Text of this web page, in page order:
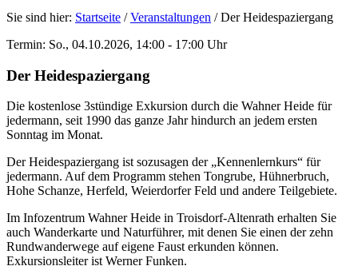
Sie sind hier: Startseite /Veranstaltungen /Der Heidespaziergang
Termin: So., 04.10.2026, 14:00 - 17:00 Uhr
Der Heidespaziergang
Die kostenlose 3stündige Exkursion durch die Wahner Heide für
jedermann, seit 1990 das ganze Jahr hindurch an jedem ersten
Sonntag im Monat.
Der Heidespaziergang ist sozusagen der „Kennenlernkurs“ für
jedermann. Auf dem Programm stehen Tongrube, Hühnerbruch,
Hohe Schanze, Herfeld, Weierdorfer Feld und andere Teilgebiete.
Im Infozentrum Wahner Heide in Troisdorf-Altenrath erhalten Sie
auch Wanderkarte und Naturführer, mit denen Sie einen der zehn
Rundwanderwege auf eigene Faust erkunden können.
Exkursionsleiter ist Werner Funken.